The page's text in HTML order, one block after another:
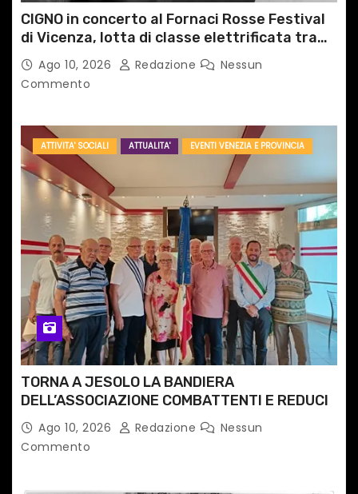
CIGNO in concerto al Fornaci Rosse Festival
di Vicenza, lotta di classe elettrificata tra
sacro e profano
Ago 10, 2026 Redazione
Nessun
Commento
ATTIVITA' SOCIALI ATTUALITA' EVENTI VENEZIA E PROVINCIA
TORNA A JESOLO LA BANDIERA
DELL’ASSOCIAZIONE COMBATTENTI E REDUCI
Ago 10, 2026 Redazione
Nessun
Commento